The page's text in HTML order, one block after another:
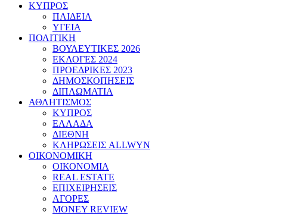
ΚΥΠΡΟΣ
ΠΑΙΔΕΙΑ
ΥΓΕΙΑ
ΠΟΛΙΤΙΚΗ
ΒΟΥΛΕΥΤΙΚΕΣ 2026
ΕΚΛΟΓΕΣ 2024
ΠΡΟΕΔΡΙΚΕΣ 2023
ΔΗΜΟΣΚΟΠΗΣΕΙΣ
ΔΙΠΛΩΜΑΤΙΑ
ΑΘΛΗΤΙΣΜΟΣ
ΚΥΠΡΟΣ
ΕΛΛΑΔΑ
ΔΙΕΘΝΗ
ΚΛΗΡΩΣΕΙΣ ALLWYN
ΟΙΚΟΝΟΜΙΚΗ
ΟΙΚΟΝΟΜΙΑ
REAL ESTATE
ΕΠΙΧΕΙΡΗΣΕΙΣ
ΑΓΟΡΕΣ
MONEY REVIEW